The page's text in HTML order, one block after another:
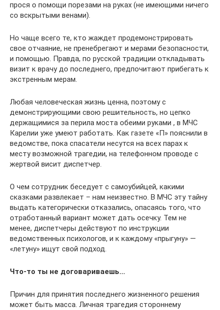
прося о помощи порезами на руках (не имеющими ничего
со вскрытыми венами).
Но чаще всего те, кто жаждет продемонстрировать
свое отчаяние, не пренебрегают и мерами безопасности,
и помощью. Правда, по русской традиции откладывать
визит к врачу до последнего, предпочитают прибегать к
экстренным мерам.
Любая человеческая жизнь ценна, поэтому с
демонстрирующими свою решительность, но цепко
держащимися за перила моста обеими руками , в МЧС
Карелии уже умеют работать. Как газете «П» пояснили в
ведомстве, пока спасатели несутся на всех парах к
месту возможной трагедии, на телефонном проводе с
жертвой висит диспетчер.
О чем сотрудник беседует с самоубийцей, какими
сказками развлекает – нам неизвестно. В МЧС эту тайну
выдать категорически отказались, опасаясь того, что
отработанный вариант может дать осечку. Тем не
менее, диспетчеры действуют по инструкции
ведомственных психологов, и к каждому «прыгуну» —
«летуну» ищут свой подход.
Что-то ты не договариваешь…
Причин для принятия последнего жизненного решения
может быть масса. Личная трагедия стороннему